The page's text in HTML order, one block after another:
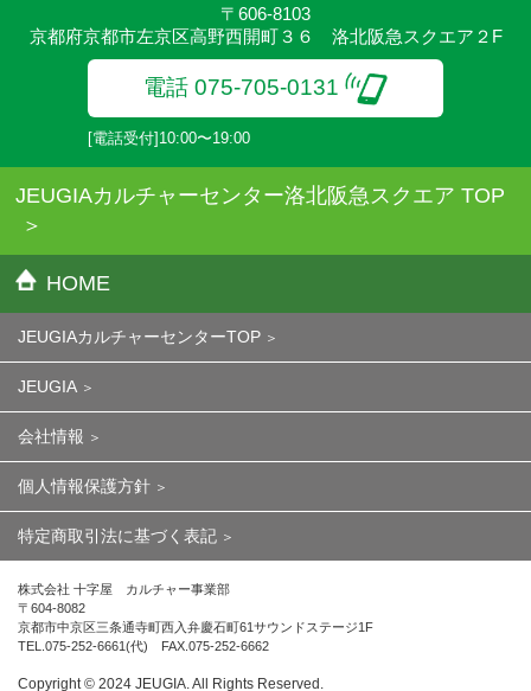
〒606-8103
京都府京都市左京区高野西開町３６ 洛北阪急スクエア２F
電話 075-705-0131
[電話受付]10:00〜19:00
JEUGIAカルチャーセンター洛北阪急スクエア TOP
HOME
JEUGIAカルチャーセンターTOP
JEUGIA
会社情報
個人情報保護方針
特定商取引法に基づく表記
株式会社 十字屋 カルチャー事業部
〒604-8082
京都市中京区三条通寺町西入弁慶石町61サウンドステージ1F
TEL.075-252-6661(代) FAX.075-252-6662
Copyright ©︎ 2024 JEUGIA. All Rights Reserved.